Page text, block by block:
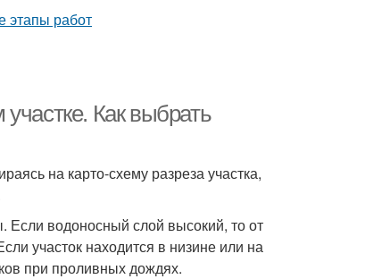
Как выбрать
на карто-схему разреза участка,
водоносный слой высокий, то от
участок находится в низине или на
при проливных дождях.